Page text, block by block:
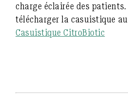
charge éclairée des patients.
télécharger la casuistique
Casuistique CitroBiotic